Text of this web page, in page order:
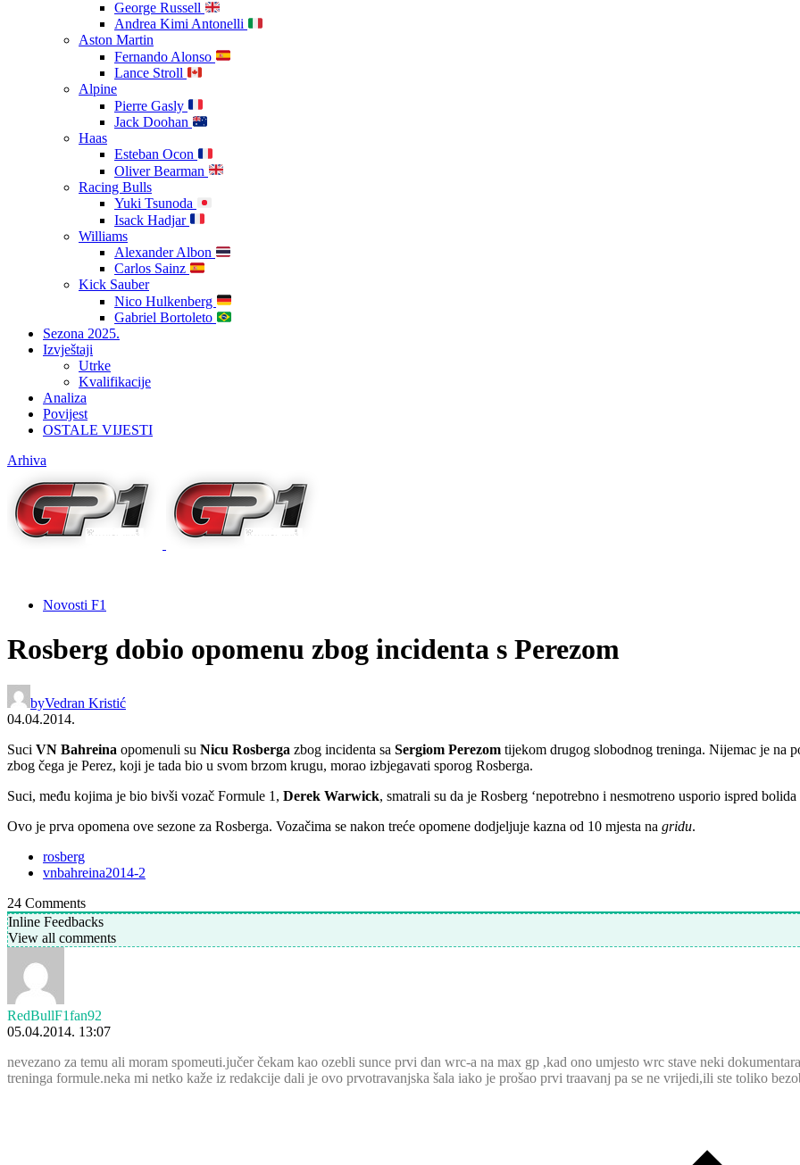
George Russell
Andrea Kimi Antonelli
Aston Martin
Fernando Alonso
Lance Stroll
Alpine
Pierre Gasly
Jack Doohan
Haas
Esteban Ocon
Oliver Bearman
Racing Bulls
Yuki Tsunoda
Isack Hadjar
Williams
Alexander Albon
Carlos Sainz
Kick Sauber
Nico Hulkenberg
Gabriel Bortoleto
Sezona 2025.
Izvještaji
Utrke
Kvalifikacije
Analiza
Povijest
OSTALE VIJESTI
Arhiva
Novosti F1
Rosberg dobio opomenu zbog incidenta s Perezom
byVedran Kristić
04.04.2014.
Suci VN Bahreina opomenuli su Nicu Rosberga zbog incidenta sa Sergiom Perezom tijekom drugog slobodnog treninga. Nijemac je na
zbog čega je Perez, koji je tada bio u svom brzom krugu, morao izbjegavati sporog Rosberga.
Suci, među kojima je bio bivši vozač Formule 1, Derek Warwick, smatrali su da je Rosberg ‘nepotrebno i nesmotreno usporio ispred
Ovo je prva opomena ove sezone za Rosberga. Vozačima se nakon treće opomene dodjeljuje kazna od 10 mjesta na gridu.
rosberg
vnbahreina2014-2
24 Comments
Inline Feedbacks
View all comments
RedBullF1fan92
05.04.2014. 13:07
nevezano za temu ali moram spomeuti.jučer čekam kao ozebli sunce prvi dan wrc-a na max gp ,kad ono umjesto wrc stave neki
treninga formule.neka mi netko kaže iz redakcije dali je ovo prvotravanjska šala iako je prošao prvi traavanj pa se ne vrijedi,ili ste toliko